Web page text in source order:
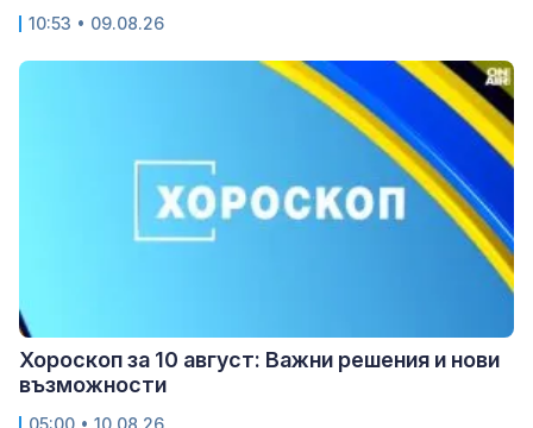
10:53 • 09.08.26
Хороскоп за 10 август: Важни решения и нови
възможности